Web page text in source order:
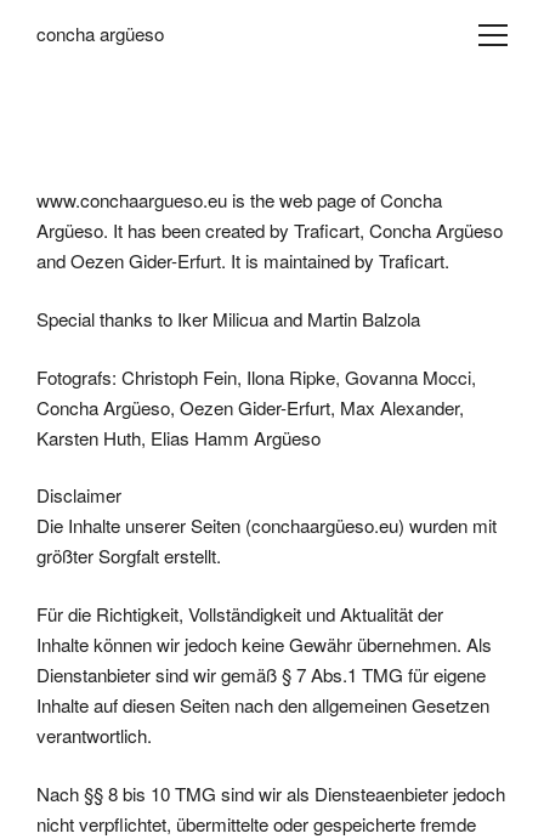
concha argüeso
www.conchaargueso.eu is the web page of Concha
Argüeso. It has been created by Traficart, Concha Argüeso
and Oezen Gider-Erfurt. It is maintained byTraficart.
Special thanks to Iker Milicua and Martin Balzola
Fotografs: Christoph Fein, Ilona Ripke, Govanna Mocci,
Concha Argüeso, Oezen Gider-Erfurt, Max Alexander,
Karsten Huth, Elias Hamm Argüeso
Disclaimer
Die Inhalte unserer Seiten (conchaargüeso.eu) wurden mit
größter Sorgfalt erstellt.
Für die Richtigkeit, Vollständigkeit und Aktualität der
Inhalte können wir jedoch keine Gewähr übernehmen. Als
Dienstanbieter sind wir gemäß § 7 Abs.1 TMG für eigene
Inhalte auf diesen Seiten nach den allgemeinen Gesetzen
verantwortlich.
Nach §§ 8 bis 10 TMG sind wir als Diensteaenbieter jedoch
nicht verpflichtet, übermittelte oder gespeicherte fremde